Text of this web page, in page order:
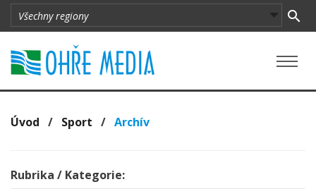
Úvod / Sport / Archív
Rubrika / Kategorie: